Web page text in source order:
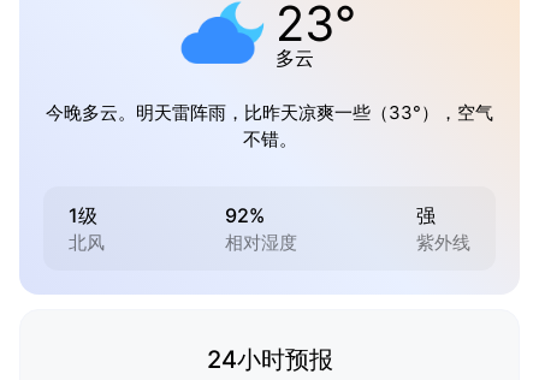
23°
多云
今晚多云。明天雷阵雨，比昨天凉爽一些（33°），空气
不错。
1级
北风
92%
相对湿度
强
紫外线
24小时预报